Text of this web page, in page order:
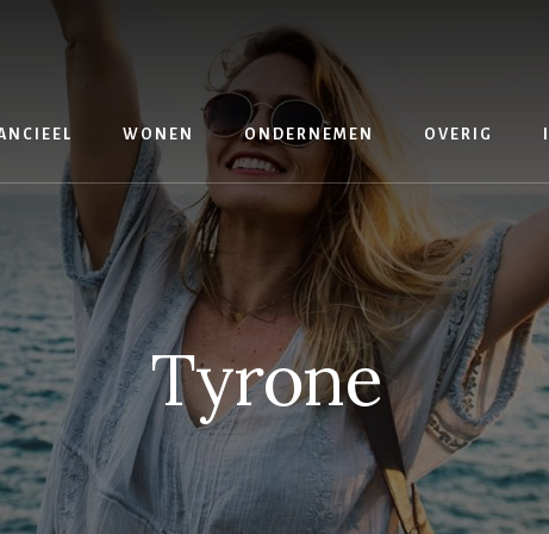
WONEN ONDERNEMEN OVERIG
Tyrone